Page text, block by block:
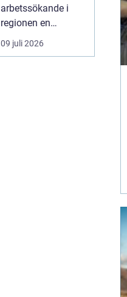
arbetssökande i
regionen en
strukturerad och
personlig vä...
09 juli 2026